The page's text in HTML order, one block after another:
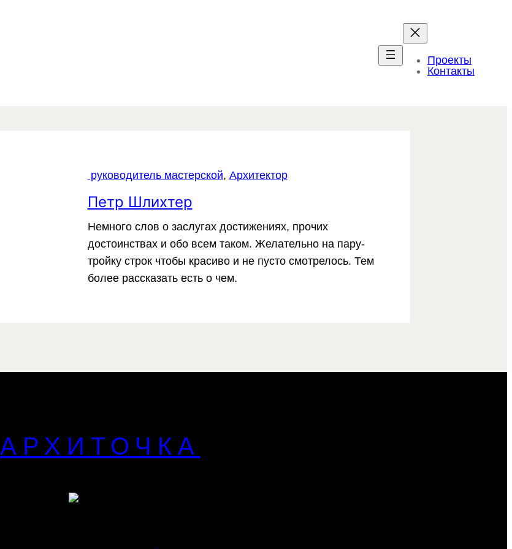
Проекты
Контакты
руководитель мастерской, Архитектор
Петр Шлихтер
Немного слов о заслугах достижениях, прочих
достоинствах и обо всем таком. Желательно на пару-
тройку строк чтобы красиво и не пусто смотрелось. Тем
более рассказать есть о чем.
АРХИТОЧКА